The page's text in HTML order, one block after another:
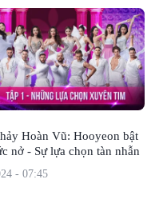
Hoàn Vũ: Hooyeon bật
nở - Sự lựa chọn tàn nhẫn
- 07:45